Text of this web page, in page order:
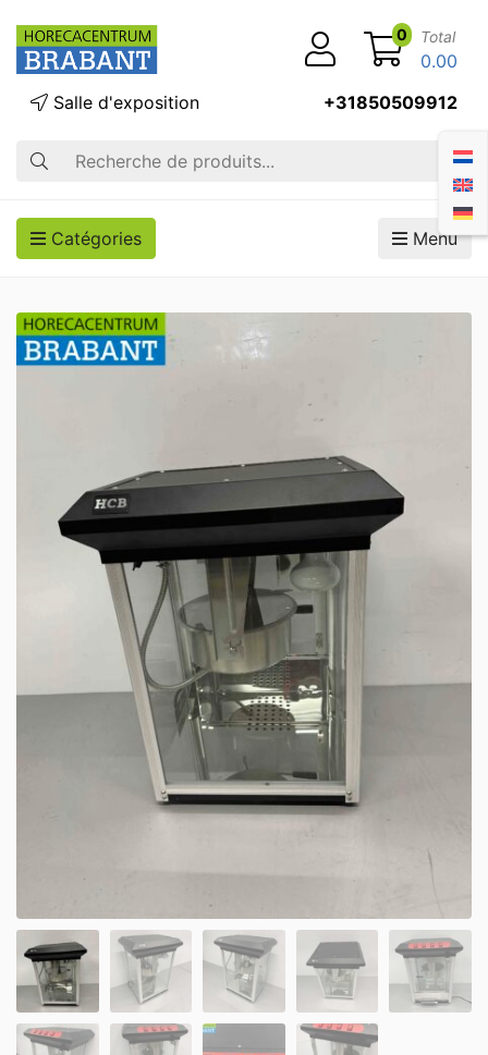
Recherche
Salle d'exposition +31850509912
0 Total
0.00
Catégories Menu